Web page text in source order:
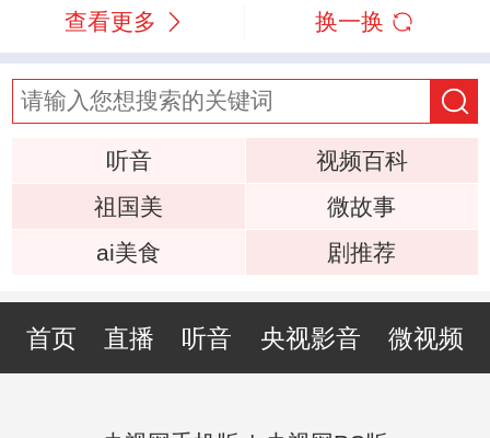
查看更多 换一换
听音
视频百科
祖国美
微故事
ai美食
剧推荐
首页 直播 听音 央视影音 微视频